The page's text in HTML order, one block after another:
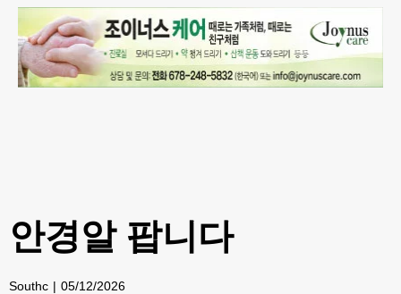
안경알 팝니다
Southc 05/12/2026